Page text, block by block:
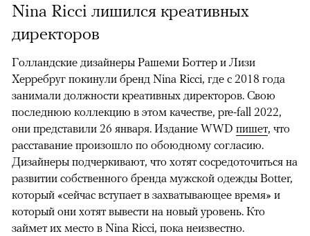
Nina Ricci лишился креативных
директоров
Голландские дизайнеры Рашеми Боттер и Лизи
Херребруг покинули бренд Nina Ricci, где с 2018 года
занимали должности креативных директоров. Свою
последнюю коллекцию в этом качестве, pre-fall 2022,
они представили 26 января. Издание WWD пишет, что
расставание произошло по обоюдному согласию.
Дизайнеры подчеркивают, что хотят сосредоточиться на
развитии собственного бренда мужской одежды Botter,
который «сейчас вступает в захватывающее время» и
который они хотят вывести на новый уровень. Кто
займет их место в Nina Ricci, пока неизвестно.